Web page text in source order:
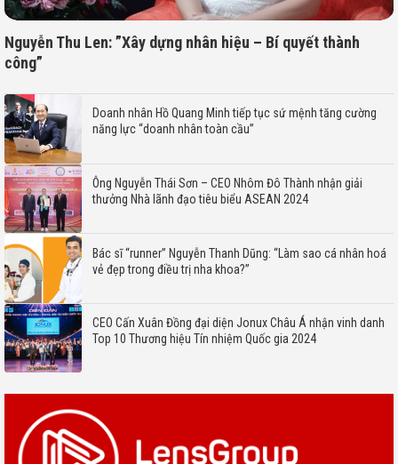
Nguyễn Thu Len: ”Xây dựng nhân hiệu – Bí quyết thành
công”
Doanh nhân Hồ Quang Minh tiếp tục sứ mệnh tăng cường
năng lực “doanh nhân toàn cầu”
Ông Nguyễn Thái Sơn – CEO Nhôm Đô Thành nhận giải
thưởng Nhà lãnh đạo tiêu biểu ASEAN 2024
Bác sĩ “runner” Nguyễn Thanh Dũng: “Làm sao cá nhân hoá
vẻ đẹp trong điều trị nha khoa?”
CEO Cấn Xuân Đồng đại diện Jonux Châu Á nhận vinh danh
Top 10 Thương hiệu Tín nhiệm Quốc gia 2024